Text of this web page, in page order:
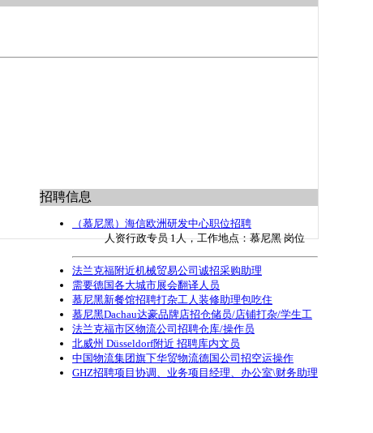
招聘信息
（慕尼黑）海信欧洲研发中心职位招聘
人资行政专员 1人，工作地点：慕尼黑 岗位
法兰克福附近机械贸易公司诚招采购助理
需要德国各大城市展会翻译人员
慕尼黑新餐馆招聘打杂工人装修助理包吃住
慕尼黑Dachau达豪品牌店招仓储员/店铺打杂/学生工
法兰克福市区物流公司招聘仓库/操作员
北威州 Düsseldorf附近 招聘库内文员
中国物流集团旗下华贸物流德国公司招空运操作
GHZ招聘项目协调、业务项目经理、办公室\财务助理